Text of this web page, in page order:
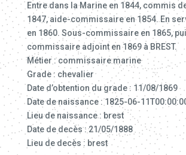
Entre dans la Marine en 1844, commis
1847, aide-commissaire en 1854. En
en 1860. Sous-commissaire en 1865,
commissaire adjoint en 1869 à BREST.
Métier : commissaire marine
Grade : chevalier
Date d’obtention du grade : 11/08/1869
Date de naissance : 1825-06-
Lieu de naissance : brest
Date de decès : 21/05/1888
Lieu de decès : brest